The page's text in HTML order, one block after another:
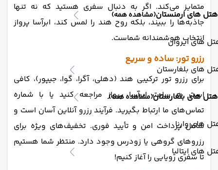
هتل های ارمنستان(مشاهده همه)
های ایروان
های بلغارستان
هتل های بلغارستان(مشاهده همه)
های وارنا
های ایتالیا
متمایز می‌کند. اگر به دنبال سفری هستید که نه تنها
جاذبه‌ها را ببیند، بلکه روح هند را لمس کند، ابرآسا پرواز
انتخاب هوشمندانه شماست.
رزرو تور: ساده و سریع
برای رزرو تور ترکیبی هند (دهلی، آگرا، گوا، جیپور)، کافی
است به سایت ابرآسا پرواز مراجعه کنید یا با شماره
تماس‌های ما ارتباط بگیرید. فرآیند رزرو آنلاین آسان است و
شامل پرداخت امن و تأیید فوری. تخفیف‌های ویژه برای
رزروهای گروهی یا زودرس وجود دارد. منتظر شما هستیم
تا سفری رویایی را آغاز کنیم!